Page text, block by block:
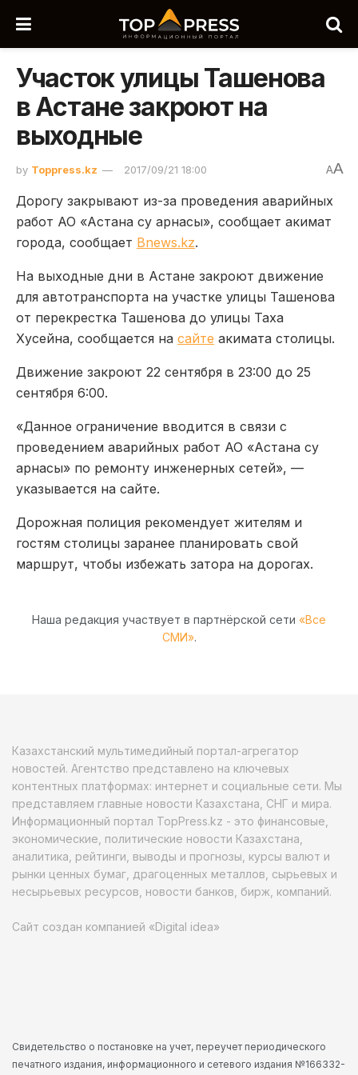
Участок улицы Ташенова
в Астане закроют на
выходные
by Toppress.kz 2017/09/21 18:00 AA
Дорогу закрывают из-за проведения аварийных
работ АО «Астана су арнасы», сообщает акимат
города, сообщает Bnews.kz.
На выходные дни в Астане закроют движение
для автотранспорта на участке улицы Ташенова
от перекрестка Ташенова до улицы Таха
Хусейна, сообщается на сайте акимата столицы.
Движение закроют 22 сентября в 23:00 до 25
сентября 6:00.
«Данное ограничение вводится в связи с
проведением аварийных работ АО «Астана су
арнасы» по ремонту инженерных сетей», —
указывается на сайте.
Дорожная полиция рекомендует жителям и
гостям столицы заранее планировать свой
маршрут, чтобы избежать затора на дорогах.
Наша редакция участвует в партнёрской сети «Все
СМИ».
Казахстанский мультимедийный портал-агрегатор
новостей. Агентство представлено на ключевых
контентных платформах: интернет и социальные сети. Мы
представляем главные новости Казахстана, СНГ и мира.
Информационный портал TopPress.kz - это финансовые,
экономические, политические новости Казахстана,
аналитика, рейтинги, выводы и прогнозы, курсы валют и
рынки ценных бумаг, драгоценных металлов, сырьевых и
несырьевых ресурсов, новости банков, бирж, компаний.
Сайт создан компанией «Digital idea»
Свидетельство о постановке на учет, переучет периодического
печатного издания, информационного и сетевого издания №166332-